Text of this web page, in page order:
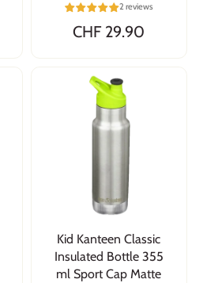
2 reviews
CHF 29.90
Kid Kanteen Classic
Insulated Bottle 355
ml Sport Cap Matte